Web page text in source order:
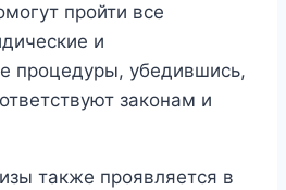
пройти все
и
процедуры, убедившись,
законам и
также проявляется в